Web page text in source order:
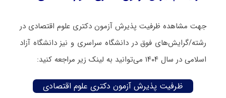
جهت مشاهده ظرفیت پذیرش آزمون دکتری علوم اقتصادی در
رشته/گرایش‌های فوق در دانشگاه سراسری و نیز دانشگاه آزاد
اسلامی در سال ۱۴۰۴ می‌توانید به لینک زیر مراجعه کنید:
ظرفیت پذیرش آزمون دکتری علوم اقتصادی